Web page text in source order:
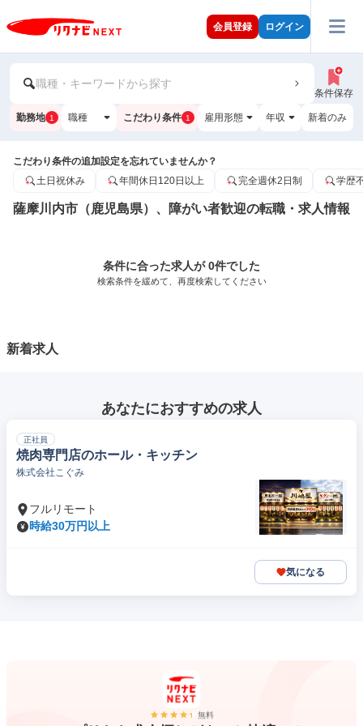
会員登録 ログイン
職種・キーワードから探す
条件保存
勤務地 1 職種 こだわり条件 1 雇用形態 年収 新着のみ
こだわり条件の追加設定を忘れていませんか？
土日祝休み
年間休日120日以上 完全週休2日制 学歴
薩摩川内市（鹿児島県）、障がい者歓迎の転職・求人情報
条件に合った求人が 0件でした
検索条件を緩めて、再度検索してください
新着求人
あなたにおすすめの求人
正社員
焼肉専門店のホール・キッチン
株式会社こぐみ
フルリモート
時給30万円以上
気になる
無料